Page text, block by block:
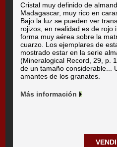
Cristal muy definido de
Madagascar, muy rico en
Bajo la luz se pueden ver
rojizos, en realidad es de rojo
forma muy aérea sobre la
cuarzo. Los ejemplares de
mostrado estar en la serie
(Mineralogical Record, 29, p.
de un tamaño considerable...
amantes de los granates.
Más información